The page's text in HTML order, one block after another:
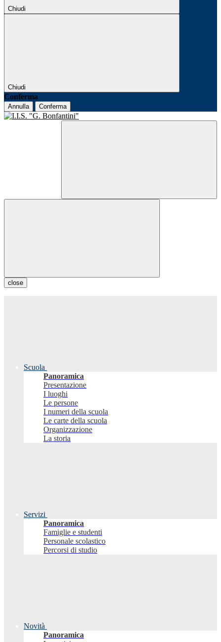
Chiudi
Chiudi
Conferma
Annulla Conferma
close
Scuola
Panoramica
Presentazione
I luoghi
Le persone
I numeri della scuola
Le carte della scuola
Organizzazione
La storia
Servizi
Panoramica
Famiglie e studenti
Personale scolastico
Percorsi di studio
Novità
Panoramica